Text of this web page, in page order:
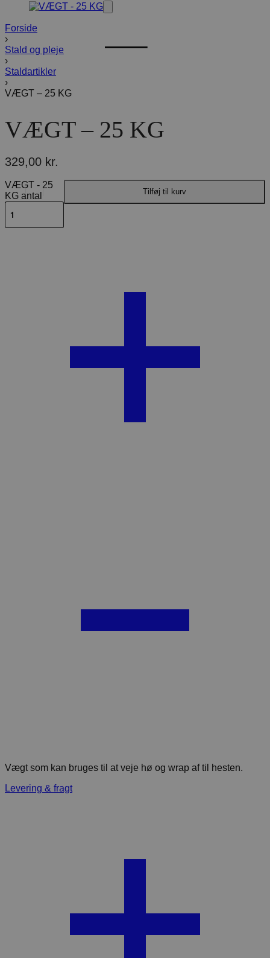
Forside
›
Stald og pleje
›
Staldartikler
›
VÆGT – 25 KG
VÆGT – 25 KG
329,00 kr.
VÆGT - 25
KG antal
Tilføj til kurv
Beskrivelse
Vægt som kan bruges til at veje hø og wrap af til hesten.
Levering & fragt